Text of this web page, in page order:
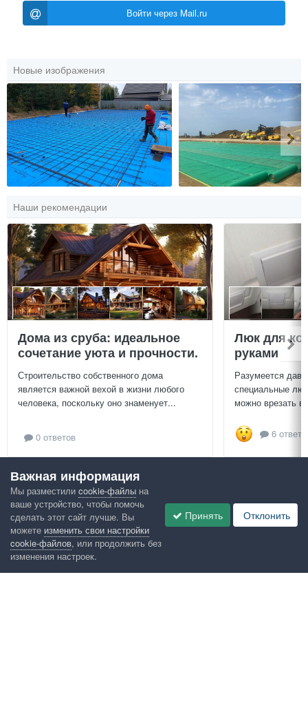
Войти через Mail.ru
Новые изображения
Наши рекомендации
Дома из сруба: идеальное
сочетание уюта и прочности.
Строительство собственного дома
является важной вехой в жизни любого
человека, поскольку оно знаменует...
0 ответов
Люк для
руками
Разумеется
специальные
можно врезать
6
Посмотреть всё
Google рекомендует
Важная информация
Мы разместили cookie-файлы на
ваше устройство, чтобы помочь
сделать этот сайт лучше. Вы
можете изменить свои настройки
cookie-файлов, или продолжить без
изменения настроек.
Принять Отклонить